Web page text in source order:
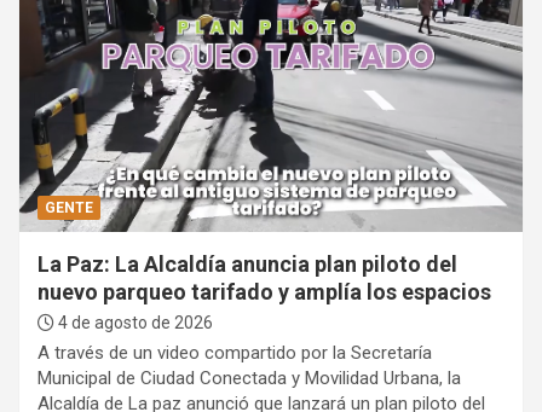
e
m
n
t
:
GENTE
La Paz: La Alcaldía anuncia plan piloto del
nuevo parqueo tarifado y amplía los espacios
4 de agosto de 2026
A través de un video compartido por la Secretaría
Municipal de Ciudad Conectada y Movilidad Urbana, la
Alcaldía de La paz anunció que lanzará un plan piloto del